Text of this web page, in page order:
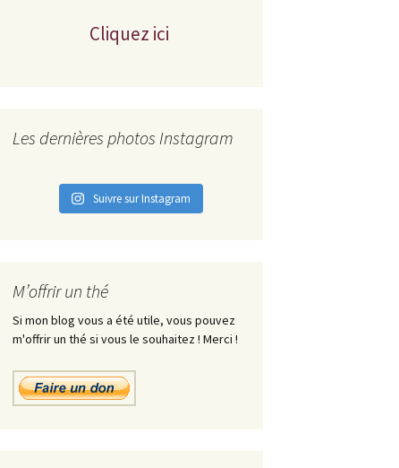
Cliquez ici
Les dernières photos Instagram
Suivre sur Instagram
M’offrir un thé
Si mon blog vous a été utile, vous pouvez
m'offrir un thé si vous le souhaitez ! Merci !